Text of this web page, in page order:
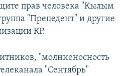
прав человека "Кылым
"Прецедент" и другие
КР.
"молниеносность
"Сентябрь"